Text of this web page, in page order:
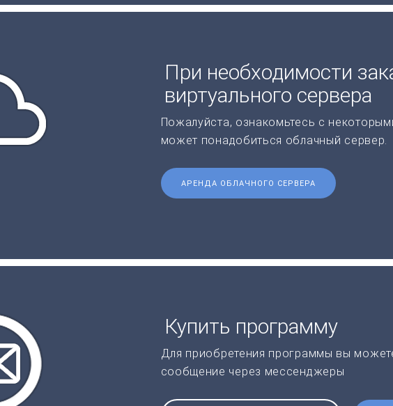
При необходимости
виртуального сервера
Пожалуйста, ознакомьтесь с
может понадобиться облачный сервер.
АРЕНДА ОБЛАЧНОГО СЕРВЕРА
Купить программу
Для приобретения программы вы
сообщение через мессенджеры